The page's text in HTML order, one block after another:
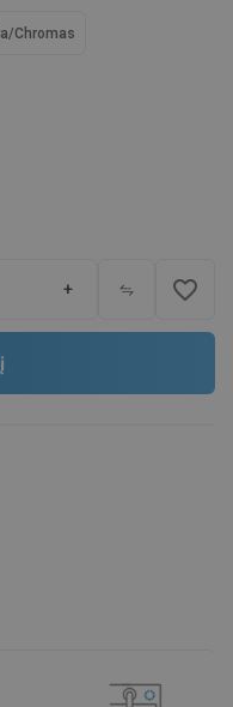
Chromas
+ favorite_border